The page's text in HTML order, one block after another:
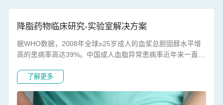
降脂药物临床研究-实验室解决方案
据WHO数据，2008年全球≥25岁成人的血浆总胆固醇水平增
高的患病率高达39%。中国成人血脂异常患病率近年来一直维
常总患病率为35.6%，以高胆固醇血症的增加最为明显。我国
降脂治疗率和达标率较低，亟需改善。
了解更多